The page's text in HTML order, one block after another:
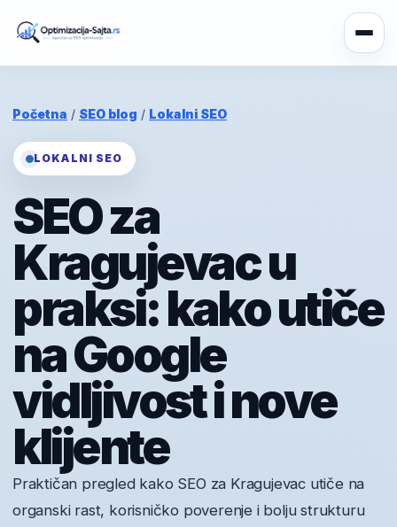
Početna / SEO blog / Lokalni SEO
LOKALNI SEO
SEO za
Kragujevac u
praksi: kako utiče
na Google
vidljivost i nove
klijente
Praktičan pregled kako SEO za Kragujevac utiče na
organski rast, korisničko poverenje i bolju strukturu